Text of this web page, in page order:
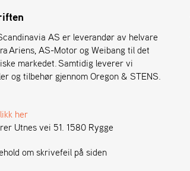
AS er leverandør av helvare
Ariens, AS-Motor og Weibang til det
markedet. Samtidig leverer vi
og tilbehør gjennom Oregon & STENS.
her
Utnes vei 51. 1580 Rygge
om skrivefeil på siden